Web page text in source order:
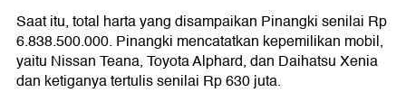
Saat itu, total harta yang disampaikan Pinangki senilai Rp
6.838.500.000. Pinangki mencatatkan kepemilikan mobil,
yaitu Nissan Teana, Toyota Alphard, dan Daihatsu Xenia
dan ketiganya tertulis senilai Rp 630 juta.